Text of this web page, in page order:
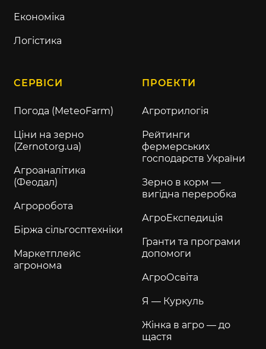
Економіка
Логістика
СЕРВІСИ
Погода (MeteoFarm)
Ціни на зерно
(Zernotorg.ua)
Агроаналітика
(Феодал)
Агроробота
Біржа сільгосптехніки
Маркетплейс
агронома
ПРОЕКТИ
Агротрилогія
Рейтинги
фермерських
господарств України
Зерно в корм —
вигідна переробка
АгроЕкспедиція
Гранти та програми
допомоги
АгроОсвіта
Я — Куркуль
Жінка в агро — до
щастя